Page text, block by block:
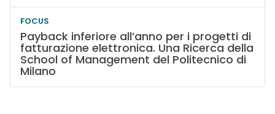
FOCUS
Payback inferiore all’anno per i progetti di
fatturazione elettronica. Una Ricerca della
School of Management del Politecnico di
Milano